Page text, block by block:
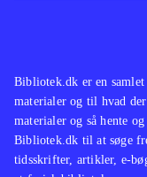
det spolerer
helhedsindtryk.
Bibliotek.dk er en
materialer og til hvad
materialer og så hente
Bibliotek.dk til at søge
tidsskrifter, artikler, e-